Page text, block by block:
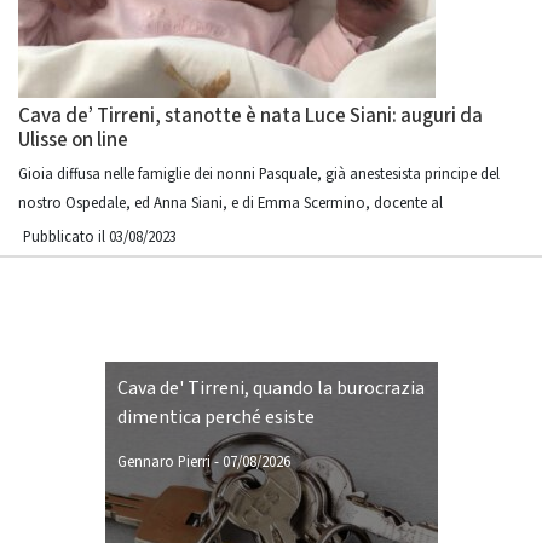
Cava de’ Tirreni, stanotte è nata Luce Siani: auguri da
Ulisse on line
Gioia diffusa nelle famiglie dei nonni Pasquale, già anestesista principe del
nostro Ospedale, ed Anna Siani, e di Emma Scermino, docente al
Pubblicato il 03/08/2023
Cava de' Tirreni, quando la burocrazia
dimentica perché esiste
Gennaro Pierri- 07/08/2026